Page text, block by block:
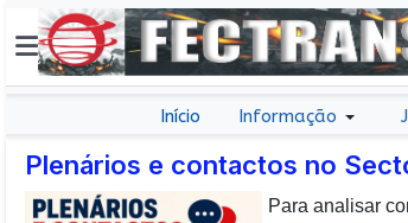
Início Informação
Plenários e contactos no
Para analisar
E não posso